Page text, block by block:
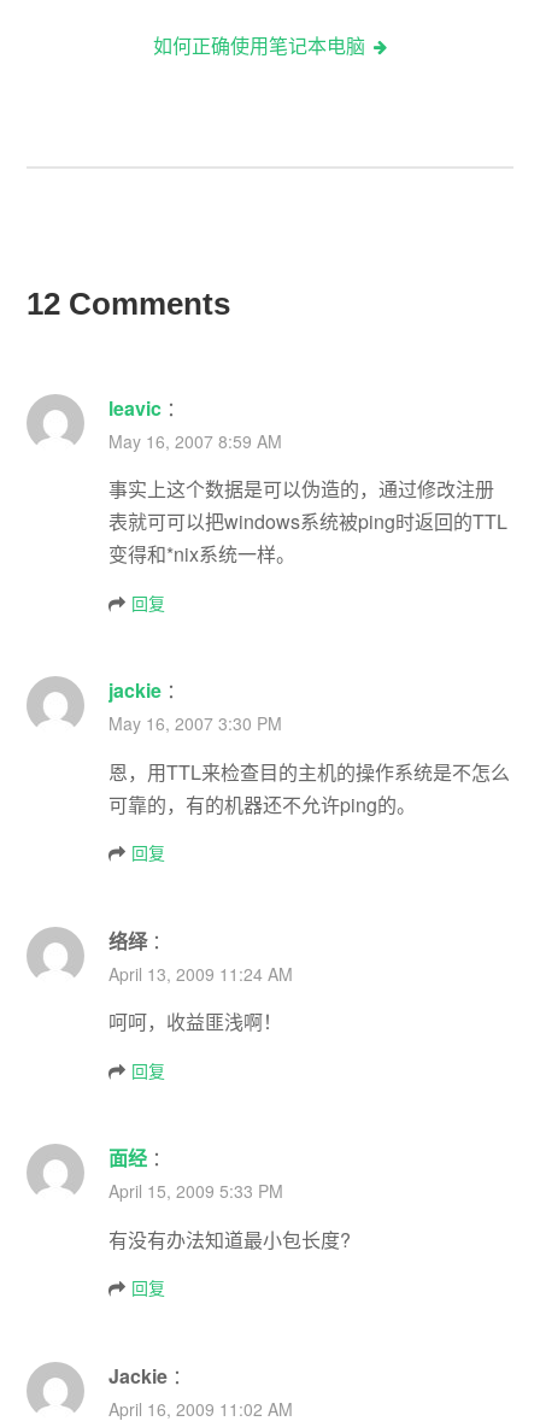
如何正确使用笔记本电脑
12 Comments
leavic：
May 16, 2007 8:59 AM
事实上这个数据是可以伪造的，通过修改注册
表就可可以把windows系统被ping时返回的TTL
变得和*nix系统一样。
回复
jackie：
May 16, 2007 3:30 PM
恩，用TTL来检查目的主机的操作系统是不怎么
可靠的，有的机器还不允许ping的。
回复
络绎：
April 13, 2009 11:24 AM
呵呵，收益匪浅啊！
回复
面经：
April 15, 2009 5:33 PM
有没有办法知道最小包长度?
回复
Jackie：
April 16, 2009 11:02 AM